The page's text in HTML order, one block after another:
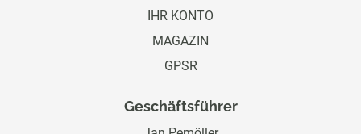
IHR KONTO
MAGAZIN
GPSR
Geschäftsführer